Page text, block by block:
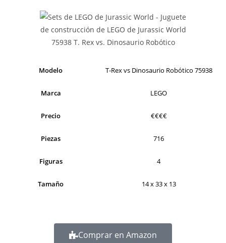
Modelo T-Rex vs Dinosaurio Robótico 75938
Marca LEGO
Precio €€€€
Piezas 716
Figuras 4
Tamaño 14 x 33 x 13
Comprar en Amazon